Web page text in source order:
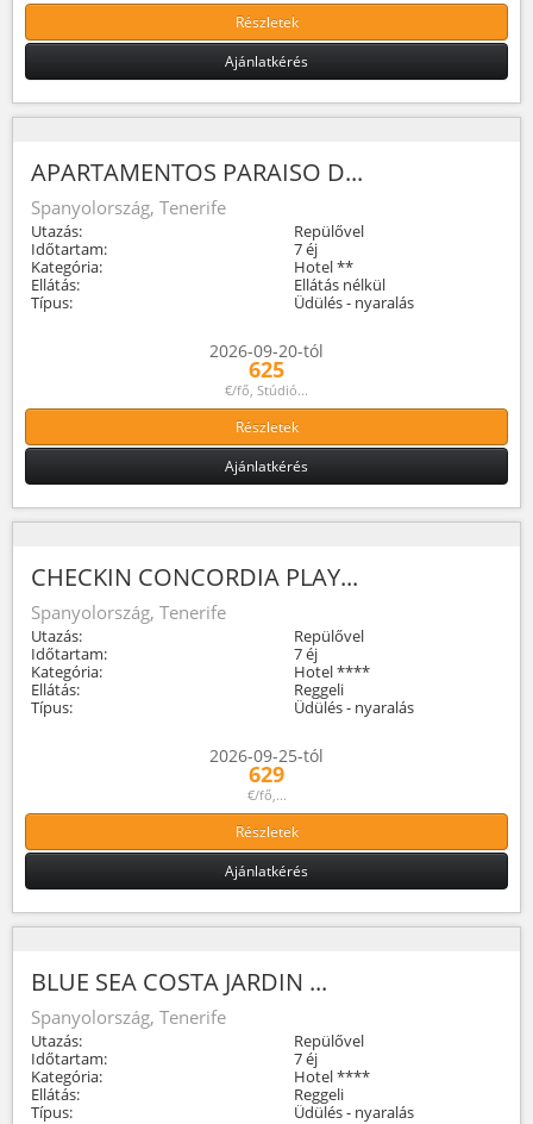
Részletek
Ajánlatkérés
APARTAMENTOS PARAISO D...
Spanyolország, Tenerife
Utazás:
Repülővel
Időtartam:
7 éj
Kategória:
Hotel **
Ellátás:
Ellátás nélkül
Típus:
Üdülés - nyaralás
2026-09-20-tól
625
€/fő, Stúdió...
Részletek
Ajánlatkérés
CHECKIN CONCORDIA PLAY...
Spanyolország, Tenerife
Utazás:
Repülővel
Időtartam:
7 éj
Kategória:
Hotel ****
Ellátás:
Reggeli
Típus:
Üdülés - nyaralás
2026-09-25-tól
629
€/fő,...
Részletek
Ajánlatkérés
BLUE SEA COSTA JARDIN ...
Spanyolország, Tenerife
Utazás:
Repülővel
Időtartam:
7 éj
Kategória:
Hotel ****
Ellátás:
Reggeli
Típus:
Üdülés - nyaralás